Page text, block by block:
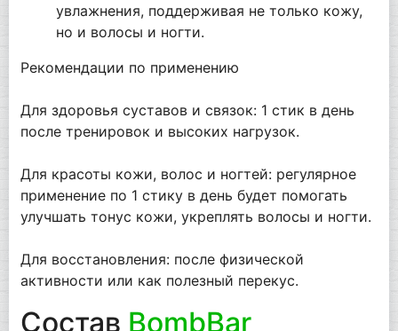
увлажнения, поддерживая не только кожу,
но и волосы и ногти.
Рекомендации по применению
Для здоровья суставов и связок: 1 стик в день
после тренировок и высоких нагрузок.
Для красоты кожи, волос и ногтей: регулярное
применение по 1 стику в день будет помогать
улучшать тонус кожи, укреплять волосы и ногти.
Для восстановления: после физической
активности или как полезный перекус.
Состав BombBar